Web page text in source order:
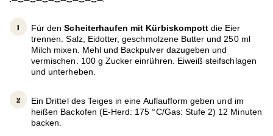
Für denScheiterhaufen mit Kürbiskompott die Eier
trennen. Salz, Eidotter, geschmolzene Butter und 250 ml
Milch mixen. Mehl und Backpulver dazugeben und
vermischen. 100 g Zucker einrühren. Eiweiß steifschlagen
und unterheben.
Ein Drittel des Teiges in eine Auflaufform geben und im
heißen Backofen (E-Herd: 175 °C/Gas: Stufe 2) 12 Minuten
backen.